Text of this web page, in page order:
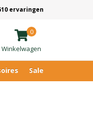
ervaringen
0
Winkelwagen
Sale